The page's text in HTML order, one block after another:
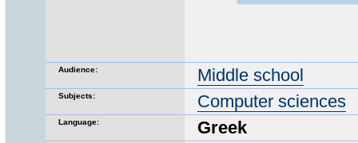
Audience: Middle school
Subjects: Computer sciences
Language: Greek